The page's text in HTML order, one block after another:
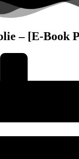
– [E-Book